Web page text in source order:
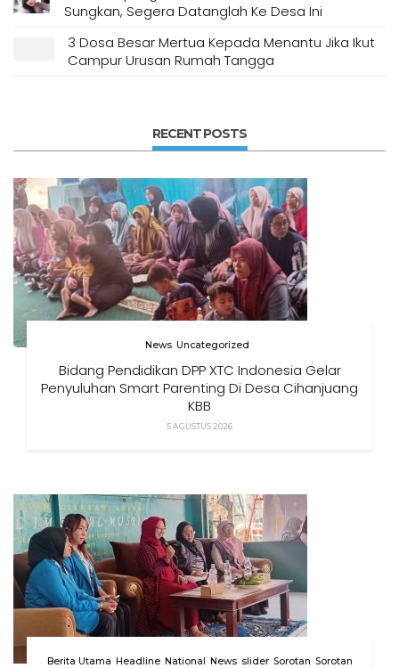
Sungkan, Segera Datanglah Ke Desa Ini
3 Dosa Besar Mertua Kepada Menantu Jika Ikut
Campur Urusan Rumah Tangga
RECENT POSTS
News Uncategorized
Bidang Pendidikan DPP XTC Indonesia Gelar
Penyuluhan Smart Parenting Di Desa Cihanjuang
KBB
5 AGUSTUS 2026
Berita Utama Headline National News slider Sorotan Sorotan